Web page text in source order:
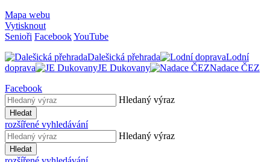
Mapa webu
Vytisknout
Senioři FacebookYouTube
Dalešická přehrada
Lodní
doprava
JE Dukovany
Nadace ČEZ
Facebook
Hledaný výraz
Hledat
rozšířené vyhledávání
Hledaný výraz
Hledat